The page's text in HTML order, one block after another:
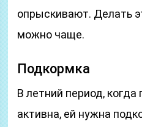
опрыскивают. Делать
можно чаще.
Подкормка
В летний период, когда
активна, ей нужна